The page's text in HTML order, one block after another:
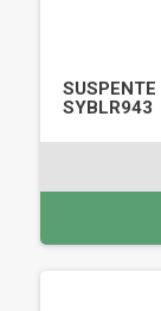
SYBLR943